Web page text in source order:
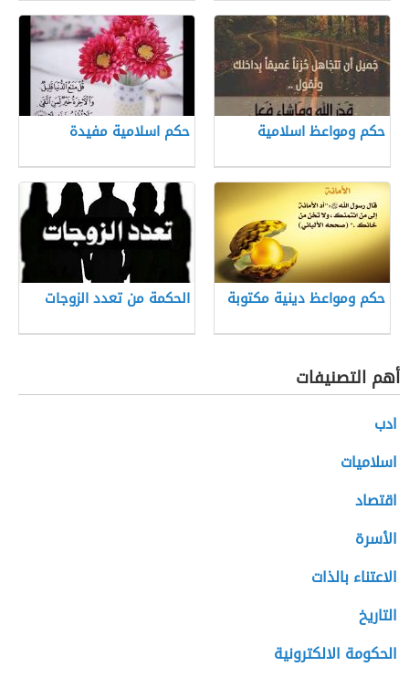
حكم ومواعظ اسلامية حكم اسلامية مفيدة
حكم ومواعظ دينية مكتوبة الحكمة من تعدد الزوجات
أهم التصنيفات
ادب
اسلاميات
اقتصاد
الأسرة
الاعتناء بالذات
التاريخ
الحكومة الالكترونية